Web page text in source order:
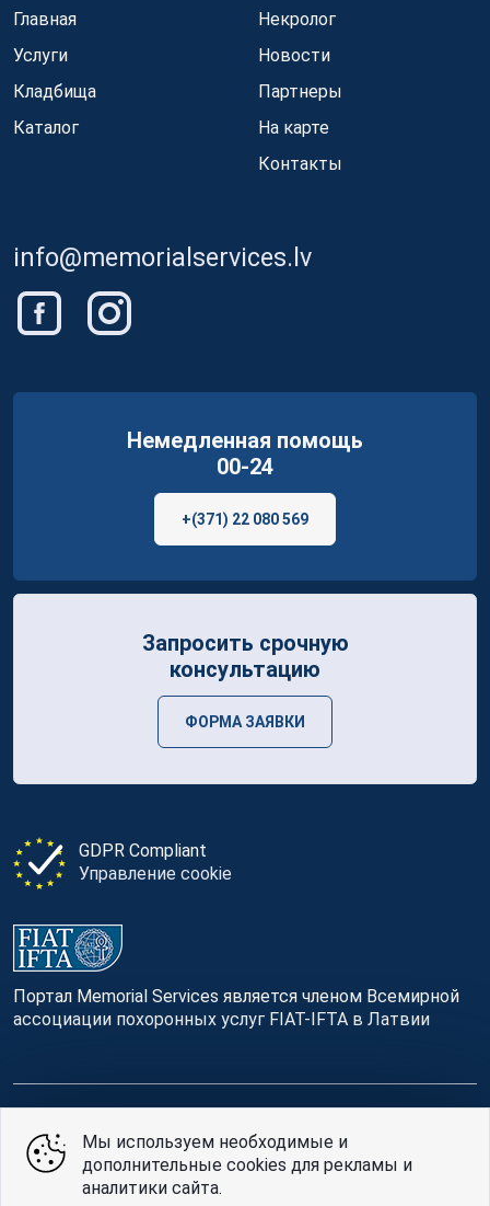
Главная
Услуги
Кладбища
Каталог
Некролог
Новости
Партнеры
На карте
Контакты
info@memorialservices.lv
GDPR Compliant
Управление cookie
Портал Memorial Services является членом Всемирной
ассоциации похоронных услуг FIAT-IFTA в Латвии
Немедленная помощь
00-24
+(371) 22 080 569
Запросить срочную
консультацию
ФОРМА ЗАЯВКИ
© Memorial Services, 2016 — 2026 pr3-g
Политике конфиденциальностииусловия
использования
Мы используем необходимые и
дополнительные cookies для рекламы и
аналитики сайта.